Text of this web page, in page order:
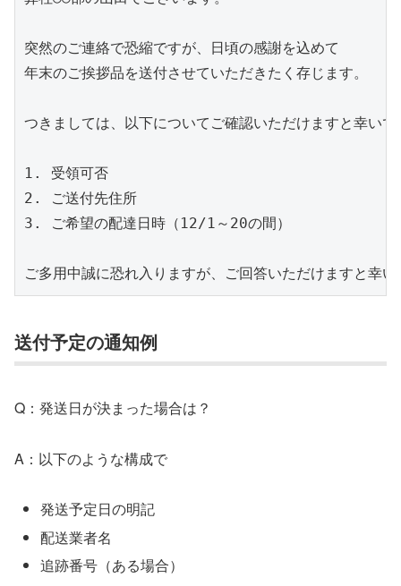
突然のご連絡で恐縮ですが、日頃の感謝を込めて
年末のご挨拶品を送付させていただきたく存じます。
つきましては、以下についてご確認いただけますと幸いで
1. 受領可否
2. ご送付先住所
3. ご希望の配達日時（12/1～20の間）
ご多用中誠に恐れ入りますが、ご回答いただけますと幸い
送付予定の通知例
Q：発送日が決まった場合は？
A：以下のような構成で
発送予定日の明記
配送業者名
追跡番号（ある場合）